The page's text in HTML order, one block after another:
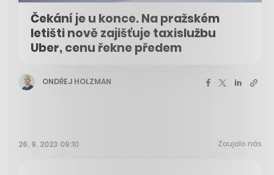
Čekání je u konce. Na pražském
letišti nově zajišťuje taxislužbu
Uber, cenu řekne předem
ONDŘEJ HOLZMAN
26. 9. 2023 09:10 Zaujalo nás